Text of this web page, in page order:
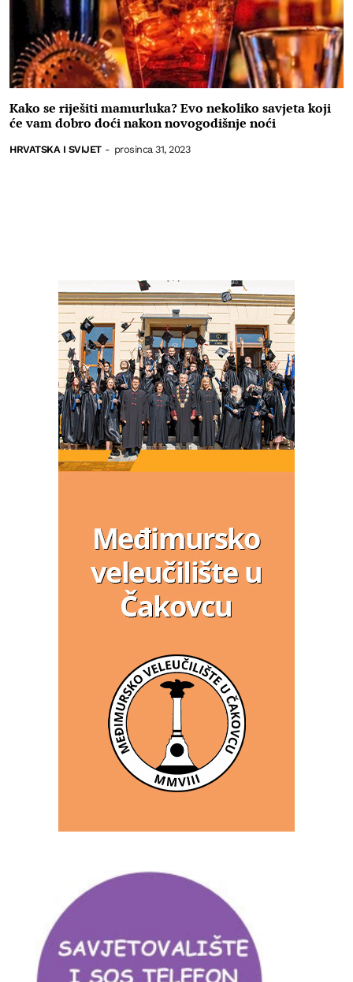
Kako se riješiti mamurluka? Evo nekoliko savjeta koji
će vam dobro doći nakon novogodišnje noći
HRVATSKA I SVIJET - prosinca 31, 2023